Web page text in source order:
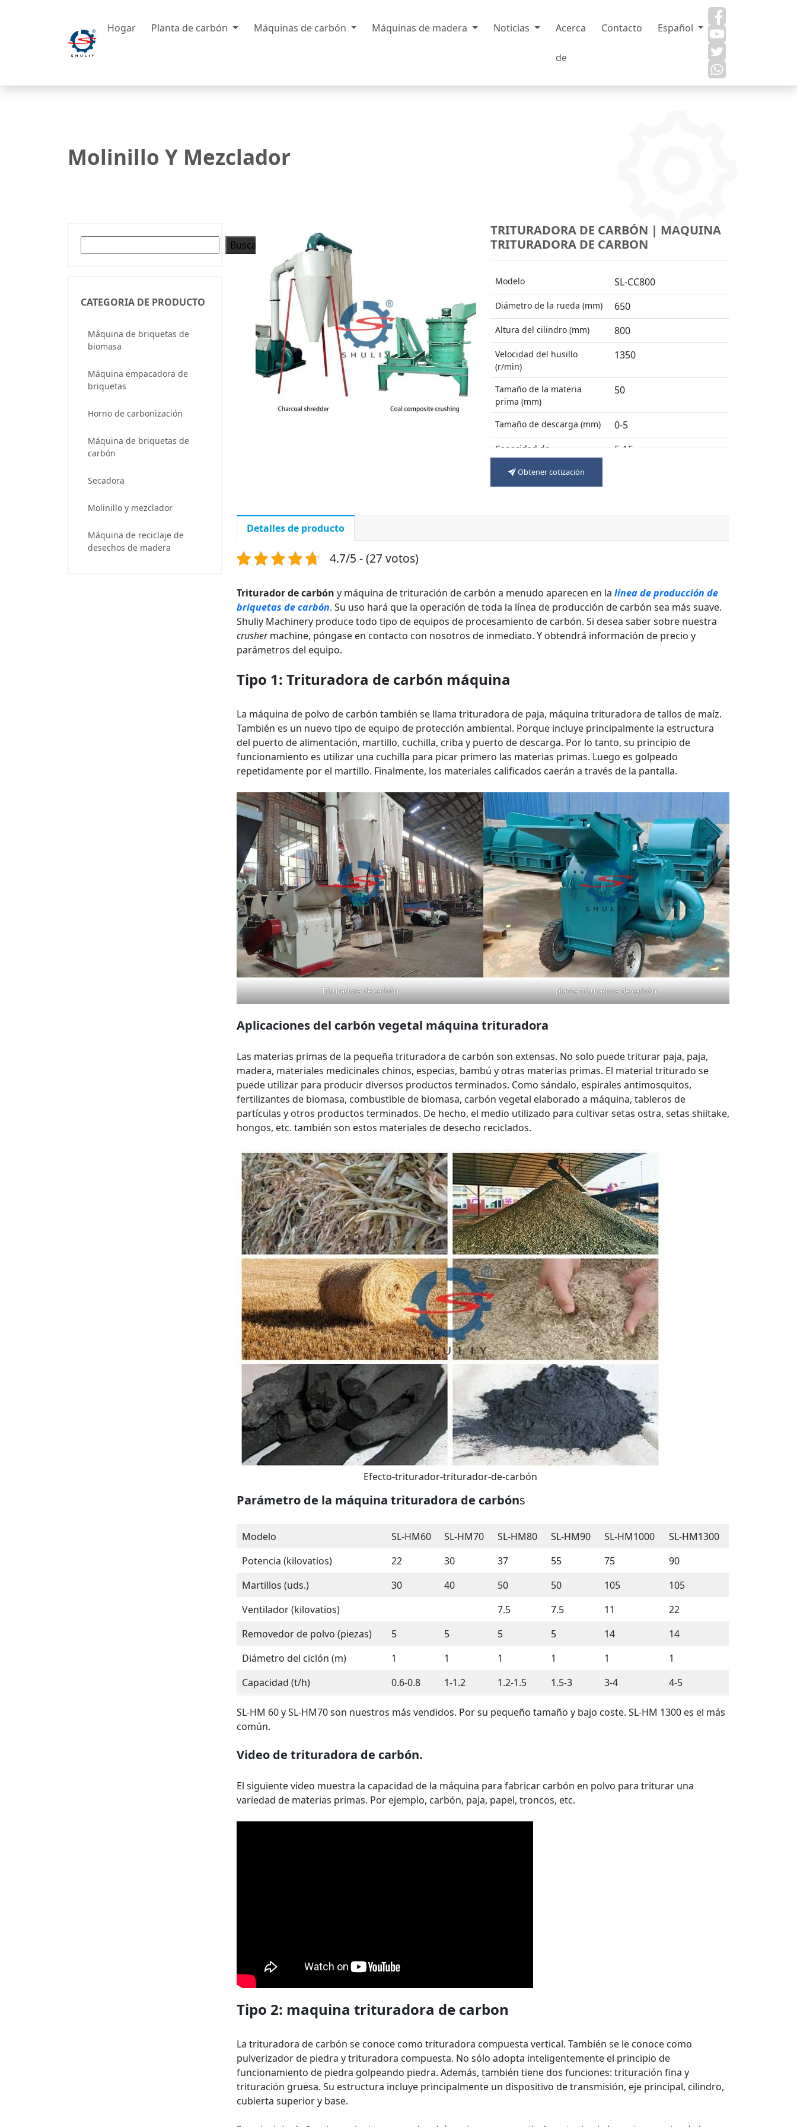
Hogar Planta de carbón Máquinas de carbón Máquinas de madera Noticias Acerca
de
Contacto Español
Molinillo Y Mezclador
Buscar
CATEGORIA DE PRODUCTO
Máquina de briquetas de
biomasa
Máquina empacadora de
briquetas
Horno de carbonización
Máquina de briquetas de
carbón
Secadora
Molinillo y mezclador
Máquina de reciclaje de
desechos de madera
TRITURADORA DE CARBÓN | MAQUINA
TRITURADORA DE CARBON
Modelo SL-CC800
Diámetro de la rueda (mm) 650
Altura del cilindro (mm) 800
Velocidad del husillo
(r/min)
1350
Tamaño de la materia
prima (mm)
50
Tamaño de descarga (mm) 0-5
Capacidad de
procesamiento (t/h)
5-15
Obtener cotización
Detalles de producto
4.7/5 - (27 votos)
Triturador de carbón y máquina de trituración de carbón a menudo aparecen en la línea de producción de
briquetas de carbón. Su uso hará que la operación de toda la línea de producción de carbón sea más suave.
Shuliy Machinery produce todo tipo de equipos de procesamiento de carbón. Si desea saber sobre nuestra
crushermachine, póngase en contacto con nosotros de inmediato. Y obtendrá información de precio y
parámetros del equipo.
Tipo 1: Trituradora de carbón máquina
La máquina de polvo de carbón también se llama trituradora de paja, máquina trituradora de tallos de maíz.
También es un nuevo tipo de equipo de protección ambiental. Porque incluye principalmente la estructura
del puerto de alimentación, martillo, cuchilla, criba y puerto de descarga. Por lo tanto, su principio de
funcionamiento es utilizar una cuchilla para picar primero las materias primas. Luego es golpeado
repetidamente por el martillo. Finalmente, los materiales calificados caerán a través de la pantalla.
Trituradora de carbón planta trituradora de carbón
Aplicaciones del carbón vegetal máquina trituradora
Las materias primas de la pequeña trituradora de carbón son extensas. No solo puede triturar paja, paja,
madera, materiales medicinales chinos, especias, bambú y otras materias primas. El material triturado se
puede utilizar para producir diversos productos terminados. Como sándalo, espirales antimosquitos,
fertilizantes de biomasa, combustible de biomasa, carbón vegetal elaborado a máquina, tableros de
partículas y otros productos terminados. De hecho, el medio utilizado para cultivar setas ostra, setas shiitake,
hongos, etc. también son estos materiales de desecho reciclados.
Efecto-triturador-triturador-de-carbón
Parámetro de la máquina trituradora de carbóns
Modelo SL-HM60 SL-HM70 SL-HM80 SL-HM90 SL-HM1000
SL-HM1300
Potencia (kilovatios)
22 30 37 55 75
90
Martillos (uds.)
30 40 50 50 105
105
Ventilador (kilovatios)
7.5 7.5 11
22
Removedor de polvo (piezas)
5 5 5 5 14
14
Diámetro del ciclón (m)
1 1 1 1 1
1
Capacidad (t/h)
0.6-0.8 1-1.2 1.2-1.5 1.5-3 3-4 4-5
SL-HM 60 y SL-HM70 son nuestros más vendidos. Por su pequeño tamaño y bajo coste. SL-HM 1300 es el más
común.
Video de trituradora de carbón.
El siguiente video muestra la capacidad de la máquina para fabricar carbón en polvo para triturar una
variedad de materias primas. Por ejemplo, carbón, paja, papel, troncos, etc.
Tipo 2: maquina trituradora de carbon
La trituradora de carbón se conoce como trituradora compuesta vertical. También se le conoce como
pulverizador de piedra y trituradora compuesta. No sólo adopta inteligentemente el principio de
funcionamiento de piedra golpeando piedra. Además, también tiene dos funciones: trituración fina y
trituración gruesa. Su estructura incluye principalmente un dispositivo de transmisión, eje principal, cilindro,
cubierta superior y base.